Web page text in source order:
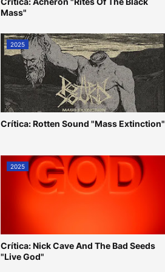
Mass"
2025
Crítica: Rotten Sound "Mass Extinction"
2025
Crítica: Nick Cave And The Bad Seeds
"Live God"